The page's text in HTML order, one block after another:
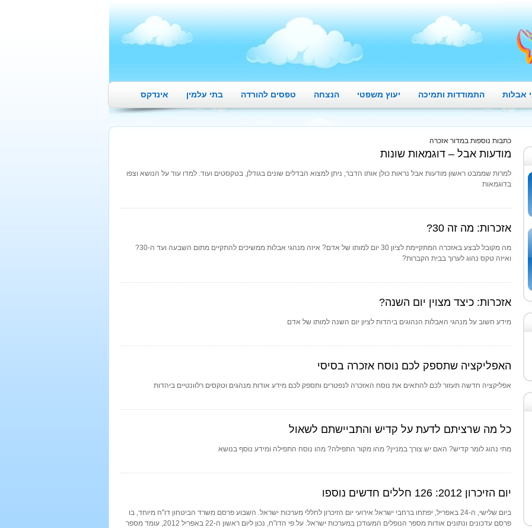
אבלות התמודדות ותמיכה יעוץ משפטי הנצחה טפסים להורדה בתי עלמין אינדקס
כתבות נוספות במדור אזכרה
מודעות אבל – דוגמאות שונות
למרות שממבט ראשון מודעות אבל נראות כולן אותו הדבר, ניתן למצוא הבדלים שונים בגודלן, בטקסטים ועוד. למדו עוד על הנושא וצפו
בדוגמאות
אזכרות: מה זה 30?
מה מקובל לבצע באזכרה המתקיימת לציון 30 יום למותו של אדם? איזה מנהגי אבלות ממשיכים להתקיים מתום השבעה ועד ה-30?
ואיזה טקס נהוג לערוך בבית הקברות?
אזכרות: כיצד מצוין יום השנה?
מידע חשוב על מנהגי האבלות הנהוגים ביהדות לציון יום השנה למותו של אדם
האפליקציה שתספק לכם נוסח אזכרה בסיסי
אפליקציה חדשה תעזור לכם להתאים את נוסח האזכרה לנפטרים ותספק לכם מידע אודות מנהגים וטקסים רלוונטיים ביהדות
כל מה שרציתם לדעת על קדיש והתביישתם לשאול
מתי נהוג לומר קדיש? האם יש צורך במניין? מהו מקור התפילה? מהו נוסח התפילה ומידע נוסף בנושא
יום הזיכרון 2012: 126 חללים חדשים נוספו
ביום שלישי, ה-24 באפריל, יפתחו ברחבי ישראל אירועי יום הזיכרון לחללי מערכות ישראל. השבוע פרסם משרד הביטחון דו"ח מיוחד, בו
פרסם עדכונים ונתונים אודות מספר הנופלים המעודכן במערכות ישראל. על פי הדו"ח, נכון ליום ראשון ה-22 באפריל 2012, עומד מספר